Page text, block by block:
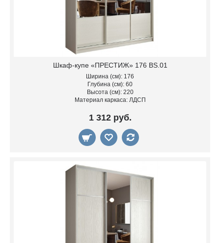
Шкаф-купе «ПРЕСТИЖ» 176 BS.01
Ширина (см): 176
Глубина (см): 60
Высота (см): 220
Материал каркаса: ЛДСП
1 312 руб.